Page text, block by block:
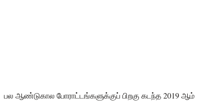
பல ஆண்டுகால போராட்டங்களுக்குப் பிறகு கடந்த 2019 ஆம்